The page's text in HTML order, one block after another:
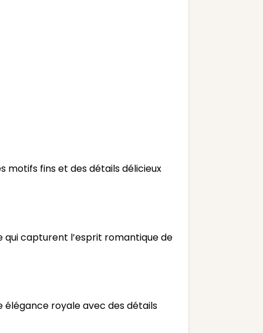
motifs fins et des détails délicieux
qui capturent l’esprit romantique de
élégance royale avec des détails